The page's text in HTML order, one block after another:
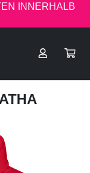
INNERHALB